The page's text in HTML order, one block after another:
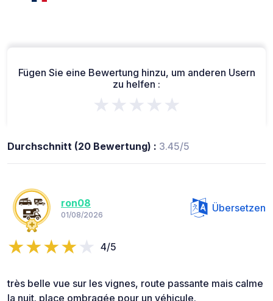
Fügen Sie eine Bewertung hinzu, um anderen Usern
zu helfen :
★★★★★
Durchschnitt (20 Bewertung) : 3.45/5
ron08
01/08/2026
Übersetzen
4/5
très belle vue sur les vignes, route passante mais calme
la nuit. place ombragée pour un véhicule.